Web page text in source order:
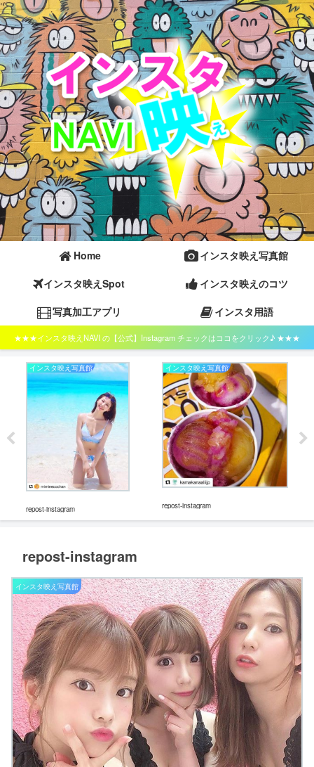
Home
インスタ映え写真館
インスタ映えSpot
インスタ映えのコツ
写真加工アプリ
インスタ用語
★★★インスタ映えNAVI の【公式】Instagram チェックはココをクリック♪ ★★★
インスタ映え写真館
repost-instagram
インスタ映え写真館
repost-instagram
repost-instagram
インスタ映え写真館